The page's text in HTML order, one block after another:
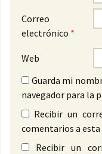
Correo
electrónico *
Web
Guarda mi
navegador para la
Recibir un
comentarios a esta
Recibir un